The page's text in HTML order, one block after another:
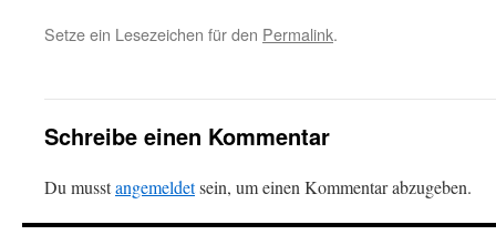
Setze ein Lesezeichen für den Permalink.
Schreibe einen Kommentar
Du musstangemeldetsein, um einen Kommentar abzugeben.